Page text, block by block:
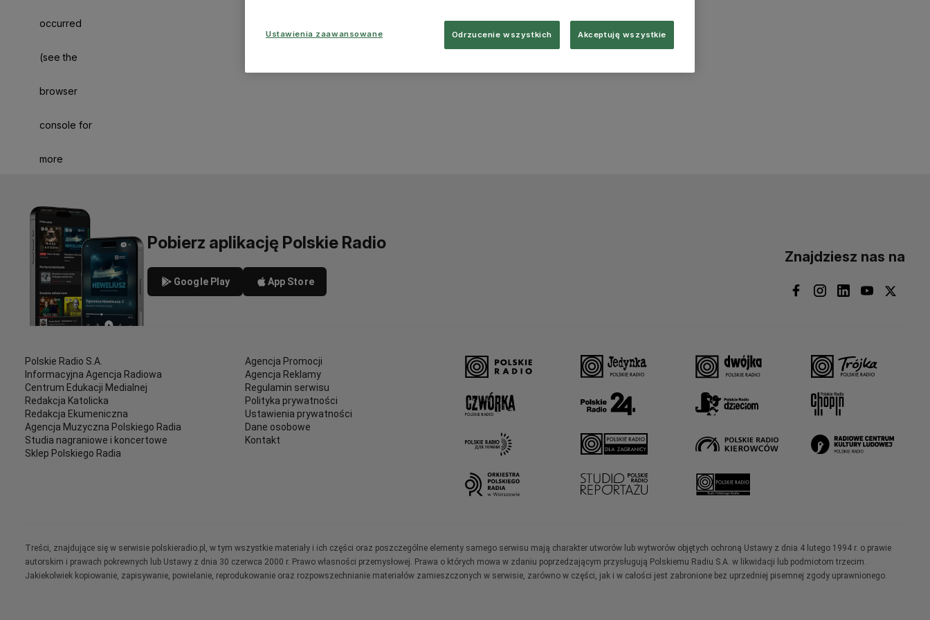
occurred
(see the
browser
console for
more
Pobierz aplikację Polskie Radio
Google Play App Store
Znajdziesz nas na
Polskie Radio S.A.
Informacyjna Agencja Radiowa
Centrum Edukacji Medialnej
Redakcja Katolicka
Redakcja Ekumeniczna
Agencja Muzyczna Polskiego Radia
Studia nagraniowe i koncertowe
Sklep Polskiego Radia
Agencja Promocji
Agencja Reklamy
Regulamin serwisu
Polityka prywatności
Ustawienia prywatności
Dane osobowe
Kontakt
Treści, znajdujące się w serwisie polskieradio.pl, w tym wszystkie materiały i ich części oraz poszczególne elementy samego serwisu mają charakter utworów lub wytworów objętych ochroną Ustawy z dnia 4 lutego 1994 r. o prawie
autorskim i prawach pokrewnych lub Ustawy z dnia 30 czerwca 2000 r. Prawo własności przemysłowej. Prawa o których mowa w zdaniu poprzedzającym przysługują Polskiemu Radiu S.A. w likwidacji lub podmiotom trzecim.
Jakiekolwiek kopiowanie, zapisywanie, powielanie, reprodukowanie oraz rozpowszechnianie materiałów zamieszczonych w serwisie, zarówno w części, jak i w całości jest zabronione bez uprzedniej pisemnej zgody uprawnionego.
Ustawienia zaawansowane Odrzucenie wszystkich Akceptuję wszystkie